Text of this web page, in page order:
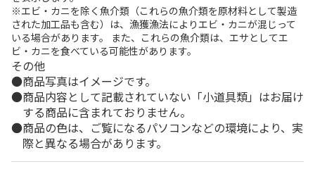
※エビ・カニを除く魚介類（これらの魚介類を原材料として製造
された加工品も含む）は、漁獲漁法によりエビ・カニが混じって
いる場合があります。 また、これらの魚介類は、エサとしてエ
ビ・カニを食べている可能性があります。
その他
商品写真はイメージです。
商品内容として記載されていない「小道具類」はお届け
する商品に含まれておりません。
商品の色は、ご覧になるパソコンなどの環境により、実
際と異なる場合があります。